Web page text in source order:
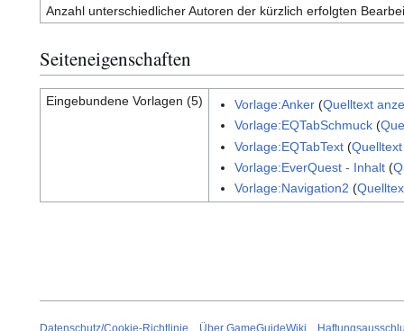
Anzahl unterschiedlicher Autoren der kürzlich erfolgten
Seiteneigenschaften
Eingebundene Vorlagen (5) Vorlage:Anker(Quelltext
Vorlage:EQTabSchmuck(
Vorlage:EQTabText(
Vorlage:EverQuest - Inhalt(
Vorlage:Navigation2 (